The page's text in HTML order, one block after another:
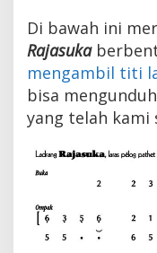
Di bawah ini
Rajasuka
mengambil titi
bisa
yang telah kami